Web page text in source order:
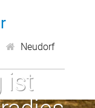
Neudorf
ist